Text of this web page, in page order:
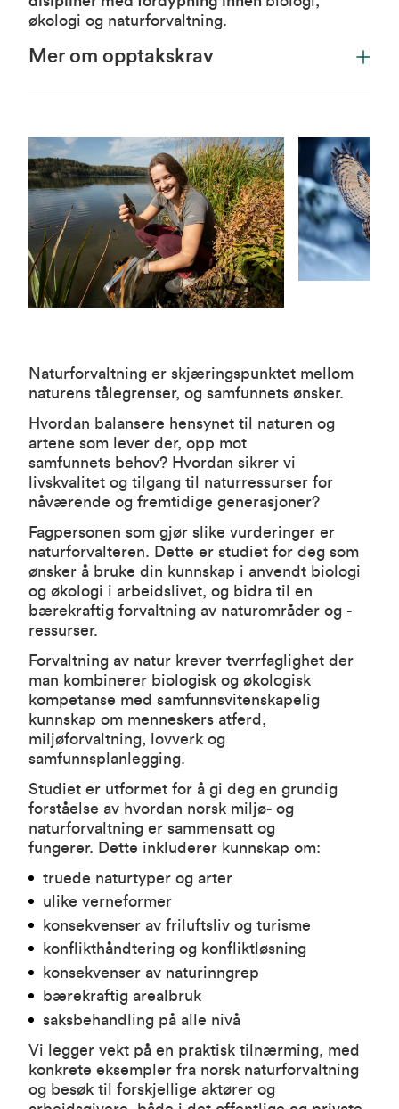
økologi og naturforvaltning.
Mer om opptakskrav
Naturforvaltning er skjæringspunktet mellom
naturens tålegrenser, og samfunnets ønsker.
Hvordan balansere hensynet til naturen og
artene som lever der, opp mot
samfunnets behov? Hvordan sikrer vi
livskvalitet og tilgang til naturressurser for
nåværende og fremtidige generasjoner?
Fagpersonen som gjør slike vurderinger er
naturforvalteren. Dette er studiet for deg som
ønsker å bruke din kunnskap i anvendt biologi
og økologi i arbeidslivet, og bidra til en
bærekraftig forvaltning av naturområder og -
ressurser.
Forvaltning av natur krever tverrfaglighet der
man kombinerer biologisk og økologisk
kompetanse med samfunnsvitenskapelig
kunnskap om menneskers atferd,
miljøforvaltning, lovverk og
samfunnsplanlegging.
Studiet er utformet for å gi deg en grundig
forståelse av hvordan norsk miljø- og
naturforvaltning er sammensatt og
fungerer. Dette inkluderer kunnskap om:
truede naturtyper og arter
ulike verneformer
konsekvenser av friluftsliv og turisme
konflikthåndtering og konfliktløsning
konsekvenser av naturinngrep
bærekraftig arealbruk
saksbehandling på alle nivå
Vi legger vekt på en praktisk tilnærming, med
konkrete eksempler fra norsk naturforvaltning
og besøk til forskjellige aktører og